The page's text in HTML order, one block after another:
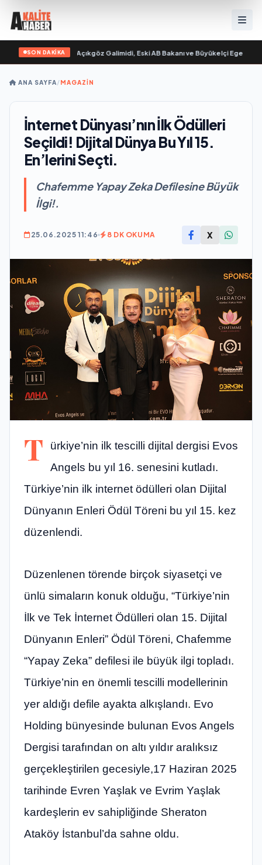
SON DAKİKA
Ali Emre Açıkgöz Galimidi, Eski AB Bakanı ve Büyükelçi Egemen
ANA SAYFA/MAGAZİN
İnternet Dünyası’nın İlk Ödülleri
Seçildi! Dijital Dünya Bu Yıl 15.
En’lerini Seçti.
Chafemme Yapay Zeka Defilesine Büyük
İlgi!.
25.06.2025 11:46 8 DK OKUMA X
T
ürkiye’nin ilk tescilli dijital dergisi Evos
Angels bu yıl 16. senesini kutladı.
Türkiye’nin ilk internet ödülleri olan Dijital
Dünyanın Enleri Ödül Töreni bu yıl 15. kez
düzenlendi.
Düzenlenen törende birçok siyasetçi ve
ünlü simaların konuk olduğu, “Türkiye’nin
İlk ve Tek İnternet Ödülleri olan 15. Dijital
Dünyanın Enleri” Ödül Töreni, Chafemme
“Yapay Zeka” defilesi ile büyük ilgi topladı.
Türkiye’nin en önemli tescilli modellerinin
yer aldığı defile ayakta alkışlandı. Evo
Holding bünyesinde bulunan Evos Angels
Dergisi tarafından on altı yıldır aralıksız
gerçekleştirilen gecesiyle,17 Haziran 2025
tarihinde Evren Yaşlak ve Evrim Yaşlak
kardeşlerin ev sahipliğinde Sheraton
Ataköy İstanbul’da sahne oldu.